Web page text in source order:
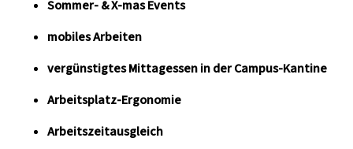
Sommer- & X-mas Events
mobiles Arbeiten
vergünstigtes Mittagessen in der Campus-Kantine
Arbeitsplatz-Ergonomie
Arbeitszeitausgleich